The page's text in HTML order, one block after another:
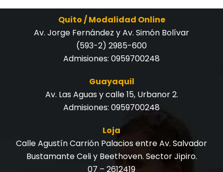
Quito / Modalidad Online
Av. Jorge Fernández y Av. Simón Bolívar
(593-2) 2985-600
Admisiones: 0959700248
Guayaquil
Av. Las Aguas y calle 15, Urbanor 2.
Admisiones: 0959700248
Loja
Calle Agustín Carrión Palacios entre Av. Salvador
Bustamante Celi y Beethoven. Sector Jipiro.
07 – 2612419